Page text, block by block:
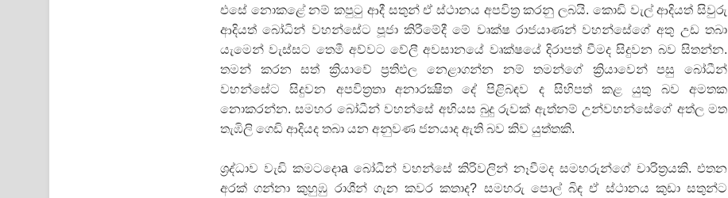
Dannawada Mawa Song Lyrics - දන්නවාද මාව ගීතයේ පද පෙළ
NEENA Song Lyrics - නීනා ගීතයේ පද පෙළ
Ahimi Wimai Himi Song Lyrics - අහිමි විමයි හිමි ගීතයේ පද පෙළ
Mathaka Parana Song Lyrics - මතක පාරනා ගීතයේ පද පෙළ
එසේ නොකළේ නම් කපුටු ආදී සතුන් ඒ ස්‌ථානය අපවිත්‍ර කරනු ලබයි. කොඩි වැල් ආදියත් සිවුරු
ආදියත් බෝධින් වහන්සේට පූජා කිරීමේදී මේ වෘක්‌ෂ රාජයාණන් වහන්සේගේ අතු උඩ තබා
යැමෙන් වැස්‌සට තෙමී අව්වට වේලී අවසානයේ වෘක්‌ෂයේ දිරාපත් වීමද සිදුවන බව සිතන්න.
තමන් කරන සත් ක්‍රියාවේ ප්‍රතිඵල නෙළාගන්න නම් තමන්ගේ ක්‍රියාවෙන් පසු බෝධීන්
වහන්සේට සිදුවන අපවිත්‍රතා අනාරක්‍ෂිත දේ පිළිබඳව ද සිහිපත් කළ යුතු බව අමතක
නොකරන්න. සමහර බෝධීන් වහන්සේ අභියස බුදු රුවක්‌ ඇත්නම් උන්වහන්සේගේ අත්ල මත
තැඹිලි ගෙඩි ආදියද තබා යන අනුවණ ජනයාද ඇති බව කිව යුත්තකි.
ශ්‍රද්ධාව වැඩි කමටදොa බෝධීන් වහන්සේ කිරිවලින් නෑවීමද සමහරුන්ගේ චාරිත්‍රයකි. එතන
අරක්‌ ගන්නා කුහුඹු රාශීන් ගැන කවර කතාද? සමහරු පොල් බිඳ ඒ ස්‌ථානය කුඩා සතුන්ට